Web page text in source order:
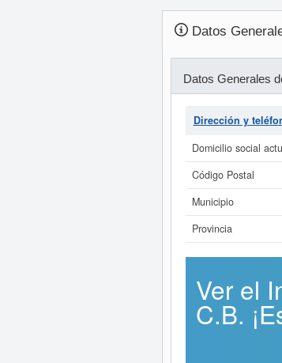
Datos
Datos Generales
Dirección y
Domicilio social
Código Postal
Municipio
Provincia
Ver el
C.B.